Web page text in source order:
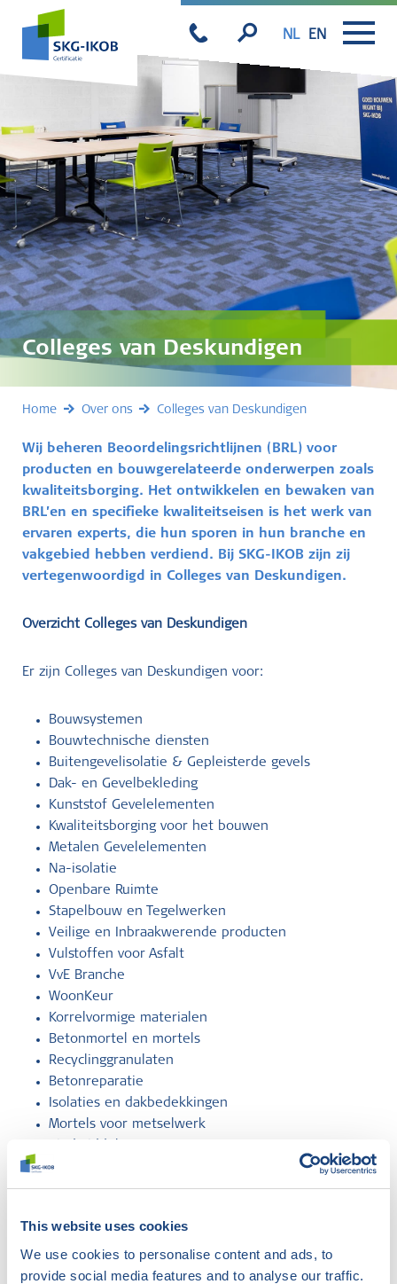
This website uses cookies
We use cookies to personalise content and ads, to
provide social media features and to analyse our traffic.
NL EN
Colleges van Deskundigen
Home Over ons Colleges van Deskundigen
Wij beheren Beoordelingsrichtlijnen (BRL) voor
producten en bouwgerelateerde onderwerpen zoals
kwaliteitsborging. Het ontwikkelen en bewaken van
BRL’en en specifieke kwaliteitseisen is het werk van
ervaren experts, die hun sporen in hun branche en
vakgebied hebben verdiend. Bij SKG-IKOB zijn zij
vertegenwoordigd in Colleges van Deskundigen.
Overzicht Colleges van Deskundigen
Er zijn Colleges van Deskundigen voor:
Bouwsystemen
Bouwtechnische diensten
Buitengevelisolatie & Gepleisterde gevels
Dak- en Gevelbekleding
Kunststof Gevelelementen
Kwaliteitsborging voor het bouwen
Metalen Gevelelementen
Na-isolatie
Openbare Ruimte
Stapelbouw en Tegelwerken
Veilige en Inbraakwerende producten
Vulstoffen voor Asfalt
VvE Branche
WoonKeur
Korrelvormige materialen
Betonmortel en mortels
Recyclinggranulaten
Betonreparatie
Isolaties en dakbedekkingen
Mortels voor metselwerk
Afbouwwerkzaamheden (GCvD)
InstallQ (CCvD)
bouwproducten